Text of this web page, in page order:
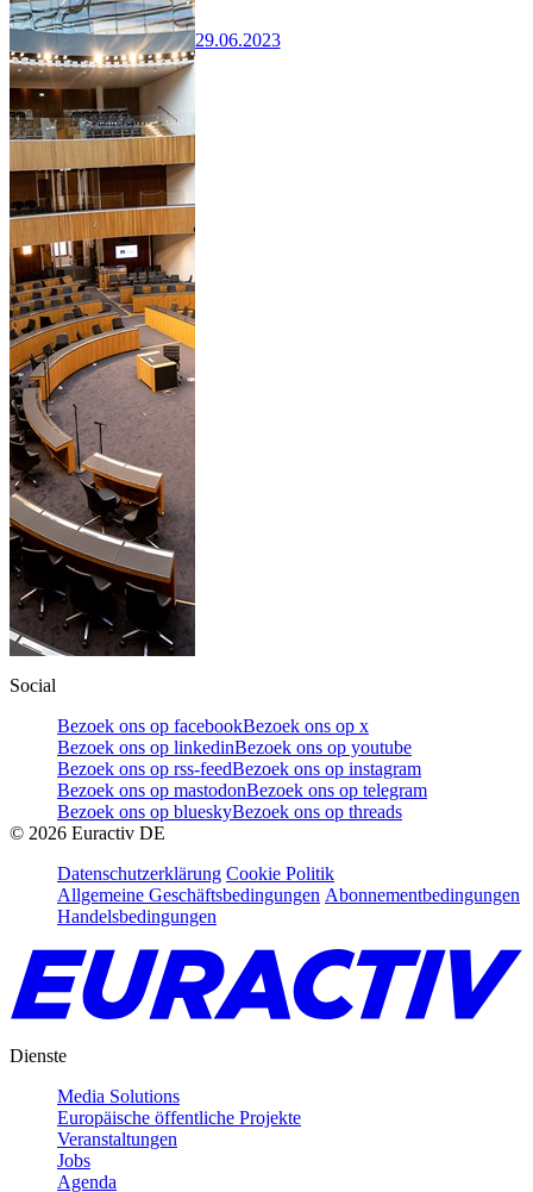
29.06.2023
Social
Bezoek ons op facebookBezoek ons op x
Bezoek ons op linkedinBezoek ons op youtube
Bezoek ons op rss-feedBezoek ons op instagram
Bezoek ons op mastodonBezoek ons op telegram
Bezoek ons op blueskyBezoek ons op threads
© 2026 Euractiv DE
Datenschutzerklärung Cookie Politik
Allgemeine Geschäftsbedingungen Abonnementbedingungen
Handelsbedingungen
Dienste
Media Solutions
Europäische öffentliche Projekte
Veranstaltungen
Jobs
Agenda